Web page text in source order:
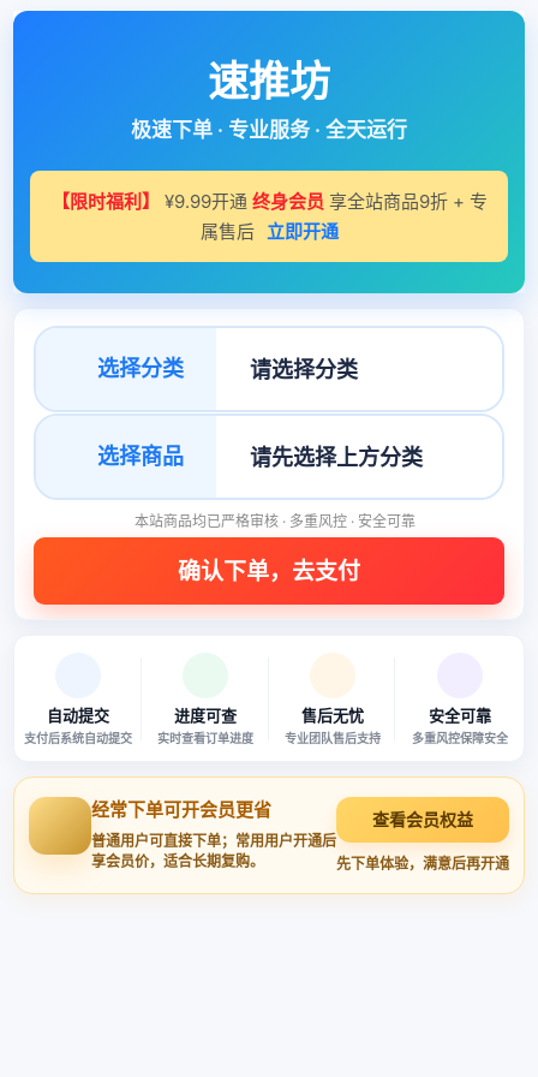
速推坊
极速下单 · 专业服务 · 全天运行
【限时福利】 ¥9.99开通 终身会员 享全站商品9折 + 专
属售后 立即开通
选择分类
选择商品
本站商品均已严格审核 · 多重风控 · 安全可靠
自动提交
支付后系统自动提交
进度可查
实时查看订单进度
售后无忧
专业团队售后支持
安全可靠
多重风控保障安全
经常下单可开会员更省
普通用户可直接下单；常用用户开通后
享会员价，适合长期复购。
查看会员权益
先下单体验，满意后再开通